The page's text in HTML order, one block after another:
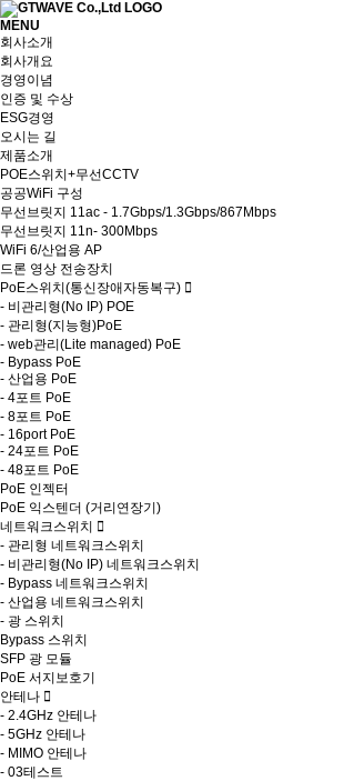
MENU
회사소개
회사개요
경영이념
인증 및 수상
ESG경영
오시는 길
제품소개
POE스위치+무선CCTV
공공WiFi 구성
무선브릿지 11ac - 1.7Gbps/1.3Gbps/867Mbps
무선브릿지 11n- 300Mbps
WiFi 6/산업용 AP
드론 영상 전송장치
PoE스위치(통신장애자동복구)
- 비관리형(No IP) POE
- 관리형(지능형)PoE
- web관리(Lite managed) PoE
- Bypass PoE
- 산업용 PoE
- 4포트 PoE
- 8포트 PoE
- 16port PoE
- 24포트 PoE
- 48포트 PoE
PoE 인젝터
PoE 익스텐더 (거리연장기)
네트워크스위치
- 관리형 네트워크스위치
- 비관리형(No IP) 네트워크스위치
- Bypass 네트워크스위치
- 산업용 네트워크스위치
- 광 스위치
Bypass 스위치
SFP 광 모듈
PoE 서지보호기
안테나
- 2.4GHz 안테나
- 5GHz 안테나
- MIMO 안테나
- 03테스트